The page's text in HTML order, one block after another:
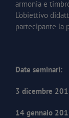
armonia e
L’obiettivo
partecipante la
Date seminari:
3 dicembre
14 gennaio